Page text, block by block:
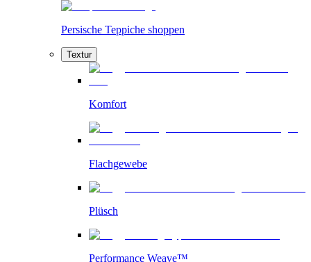
Persische Teppiche shoppen
Textur
Komfort
Flachgewebe
Plüsch
Performance Weave™